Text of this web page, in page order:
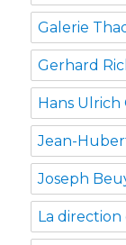
Galerie
Gerhard
Hans Ulrich
Jean-
Joseph
La direction